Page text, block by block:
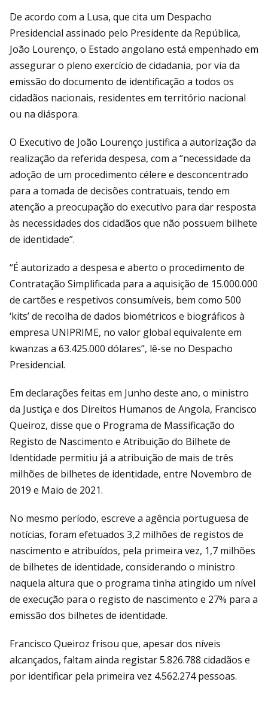
De acordo com a Lusa, que cita um Despacho
Presidencial assinado pelo Presidente da República,
João Lourenço, o Estado angolano está empenhado em
assegurar o pleno exercício de cidadania, por via da
emissão do documento de identificação a todos os
cidadãos nacionais, residentes em território nacional
ou na diáspora.
O Executivo de João Lourenço justifica a autorização da
realização da referida despesa, com a “necessidade da
adoção de um procedimento célere e desconcentrado
para a tomada de decisões contratuais, tendo em
atenção a preocupação do executivo para dar resposta
às necessidades dos cidadãos que não possuem bilhete
de identidade”.
“É autorizado a despesa e aberto o procedimento de
Contratação Simplificada para a aquisição de 15.000.000
de cartões e respetivos consumíveis, bem como 500
‘kits’ de recolha de dados biométricos e biográficos à
empresa UNIPRIME, no valor global equivalente em
kwanzas a 63.425.000 dólares”, lê-se no Despacho
Presidencial.
Em declarações feitas em Junho deste ano, o ministro
da Justiça e dos Direitos Humanos de Angola, Francisco
Queiroz, disse que o Programa de Massificação do
Registo de Nascimento e Atribuição do Bilhete de
Identidade permitiu já a atribuição de mais de três
milhões de bilhetes de identidade, entre Novembro de
2019 e Maio de 2021.
No mesmo período, escreve a agência portuguesa de
notícias, foram efetuados 3,2 milhões de registos de
nascimento e atribuídos, pela primeira vez, 1,7 milhões
de bilhetes de identidade, considerando o ministro
naquela altura que o programa tinha atingido um nível
de execução para o registo de nascimento e 27% para a
emissão dos bilhetes de identidade.
Francisco Queiroz frisou que, apesar dos níveis
alcançados, faltam ainda registar 5.826.788 cidadãos e
por identificar pela primeira vez 4.562.274 pessoas.